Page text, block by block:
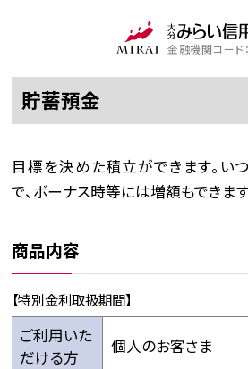
金融機関コード
貯蓄預金
目標を決めた積立ができます。い
で、ボーナス時等には増額もできます
商品内容
【特別金利取扱期間】
ご利用いた
だける方
個人のお客さま